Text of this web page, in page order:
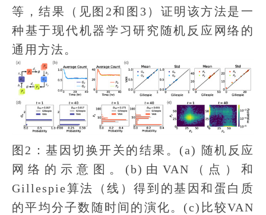
等，结果（见图2和图3）证明该方法是一
种基于现代机器学习研究随机反应网络的
通用方法。
图2：基因切换开关的结果。(a) 随机反应
网络的示意图。(b)由VAN（点）和
Gillespie算法（线）得到的基因和蛋白质
的平均分子数随时间的演化。(c)比较VAN